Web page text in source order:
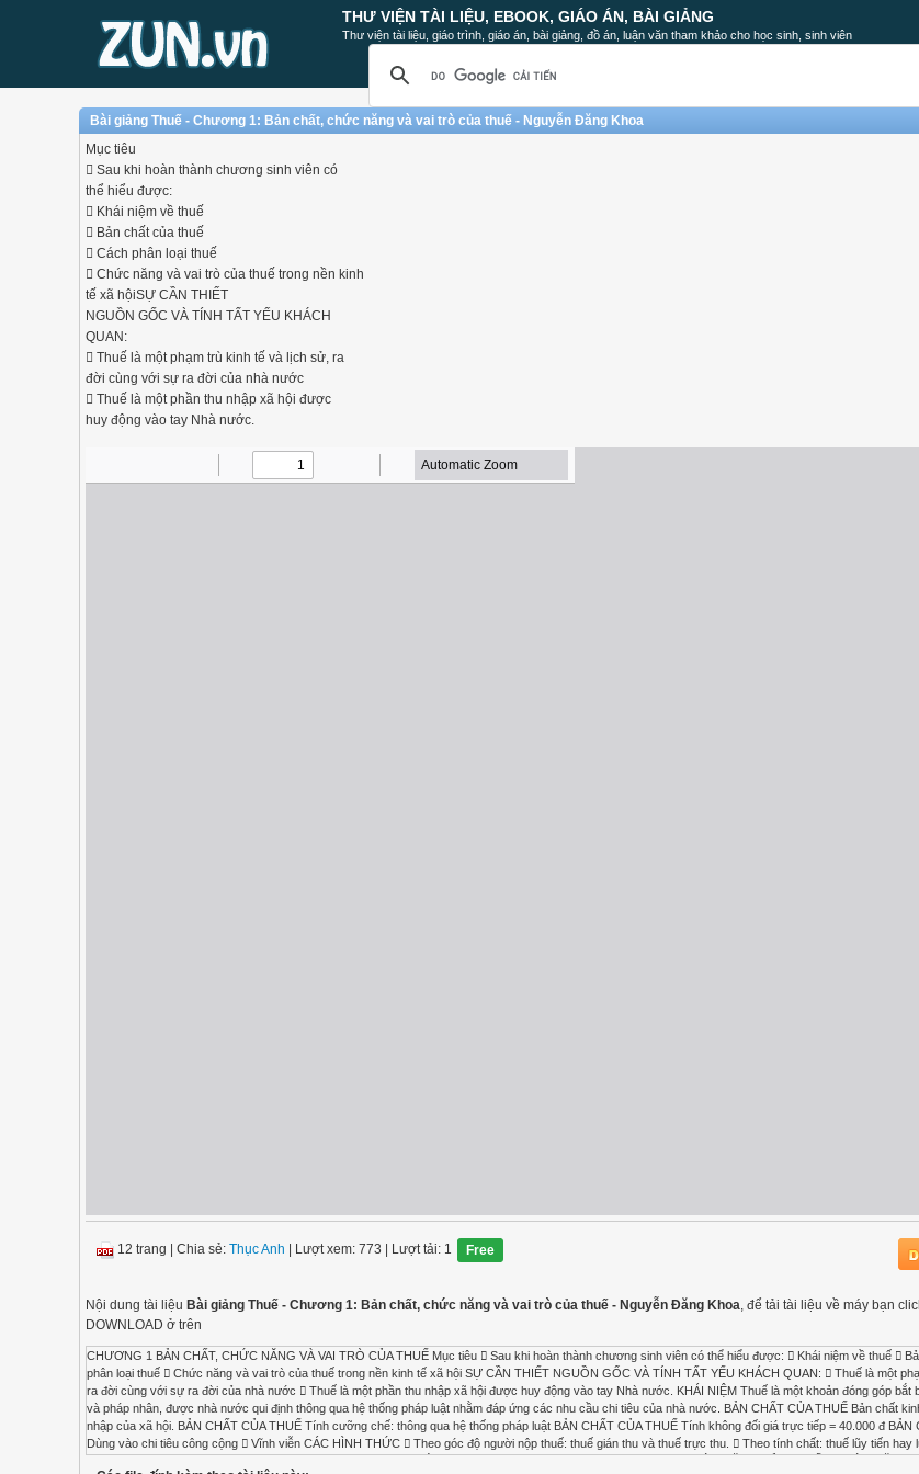
THƯ VIỆN TÀI LIỆU, EBOOK, GIÁO ÁN, BÀI GIẢNG
Thư viện tài liệu, giáo trình, giáo án, bài giảng, đồ án, luận văn tham khảo cho học sinh, sinh viên
Bài giảng Thuế - Chương 1: Bản chất, chức năng và vai trò của thuế - Nguyễn Đăng Khoa
Mục tiêu
 Sau khi hoàn thành chương sinh viên có
thể hiểu được:
 Khái niệm về thuế
 Bản chất của thuế
 Cách phân loại thuế
 Chức năng và vai trò của thuế trong nền kinh
tế xã hộiSỰ CẦN THIẾT
NGUỒN GỐC VÀ TÍNH TẤT YẾU KHÁCH
QUAN:
 Thuế là một phạm trù kinh tế và lịch sử, ra
đời cùng với sự ra đời của nhà nước
 Thuế là một phần thu nhập xã hội được
huy động vào tay Nhà nước.
12 trang Chia sẻ: Thục Anh | Lượt xem: 773 | Lượt tải: 1 Free
Nội dung tài liệu Bài giảng Thuế - Chương 1: Bản chất, chức năng và vai trò của thuế - Nguyễn Đăng Khoa, để tải tài liệu về máy bạn
DOWNLOAD ở trên
CHƯƠNG 1 BẢN CHẤT, CHỨC NĂNG VÀ VAI TRÒ CỦA THUẾ Mục tiêu  Sau khi hoàn thành chương sinh viên có thể hiểu được:  Khái niệm về thuế 
phân loại thuế  Chức năng và vai trò của thuế trong nền kinh tế xã hội SỰ CẦN THIẾT NGUỒN GỐC VÀ TÍNH TẤT YẾU KHÁCH QUAN:  Thuế là một
ra đời cùng với sự ra đời của nhà nước  Thuế là một phần thu nhập xã hội được huy động vào tay Nhà nước. KHÁI NIỆM Thuế là một khoản đóng góp bắt
và pháp nhân, được nhà nước qui định thông qua hệ thống pháp luật nhằm đáp ứng các nhu cầu chi tiêu của nhà nước. BẢN CHẤT CỦA THUẾ Bản chất
nhập của xã hội. BẢN CHẤT CỦA THUẾ Tính cưỡng chế: thông qua hệ thống pháp luật BẢN CHẤT CỦA THUẾ Tính không đối giá trực tiếp = 40.000 đ BẢN
Dùng vào chi tiêu công cộng  Vĩnh viễn CÁC HÌNH THỨC  Theo góc độ người nộp thuế: thuế gián thu và thuế trực thu.  Theo tính chất: thuế lũy tiến hay